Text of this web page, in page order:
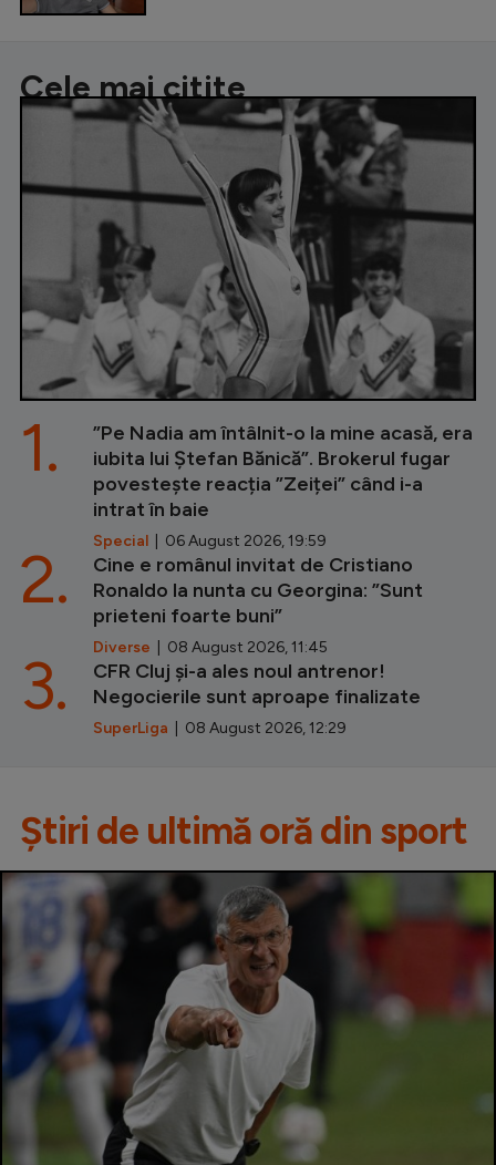
Cele mai citite
”Pe Nadia am întâlnit-o la mine acasă, era
iubita lui Ștefan Bănică”. Brokerul fugar
povestește reacția ”Zeiței” când i-a
intrat în baie
Special | 06 August 2026, 19:59
1.
Cine e românul invitat de Cristiano
Ronaldo la nunta cu Georgina: ”Sunt
prieteni foarte buni”
Diverse | 08 August 2026, 11:45
2.
CFR Cluj și-a ales noul antrenor!
Negocierile sunt aproape finalizate
SuperLiga | 08 August 2026, 12:29
3.
Știri de ultimă oră din sport